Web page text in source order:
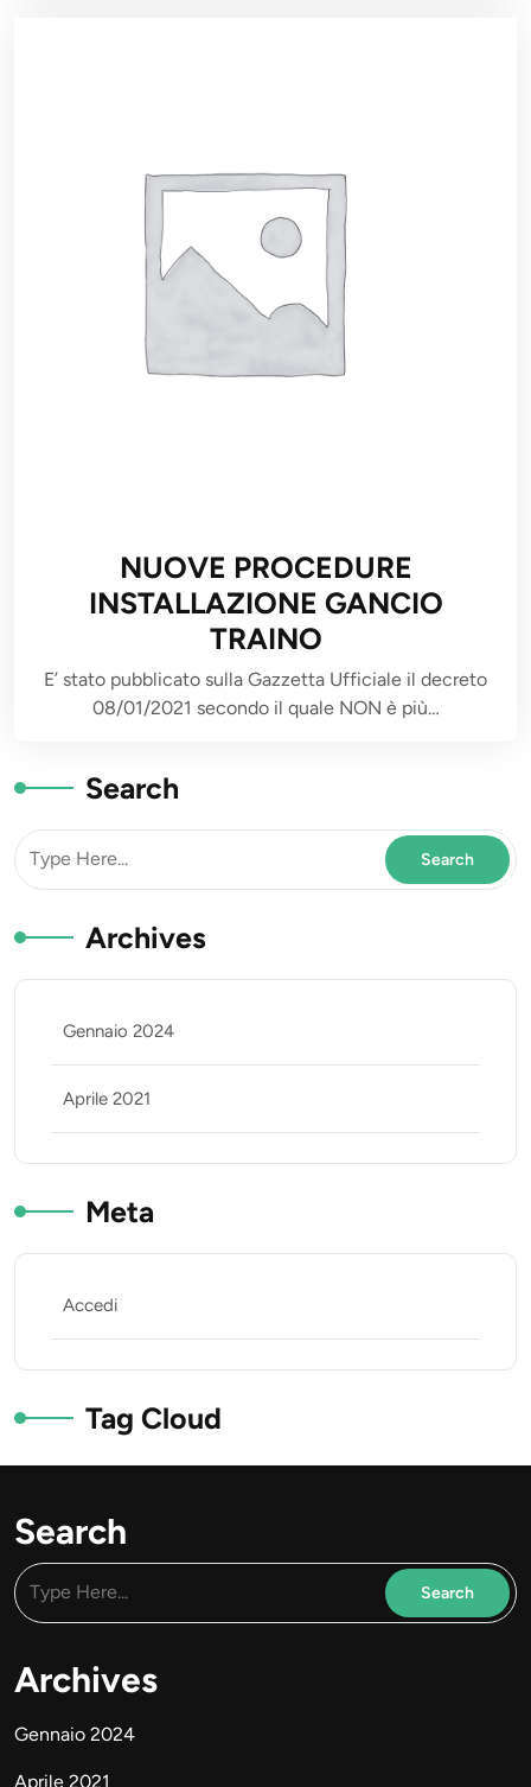
NUOVE PROCEDURE
INSTALLAZIONE GANCIO
TRAINO
E’ stato pubblicato sulla Gazzetta Ufficiale il decreto
08/01/2021 secondo il quale NON è più…
Search
Archives
Gennaio 2024
Aprile 2021
Meta
Accedi
Tag Cloud
Search
Archives
Gennaio 2024
Aprile 2021